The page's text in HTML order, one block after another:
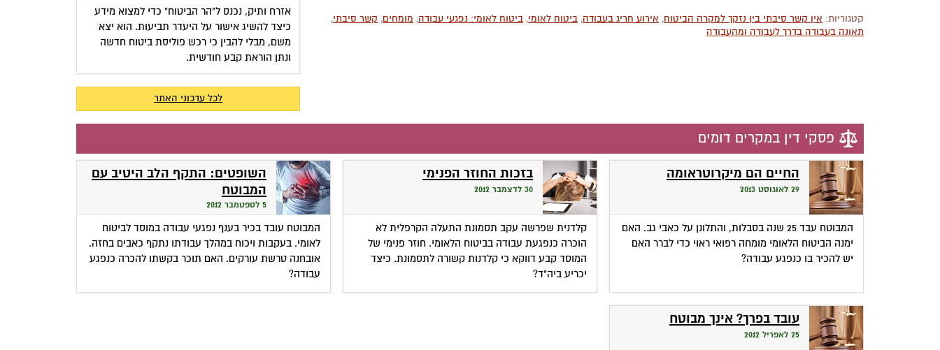
קטגוריות: אין קשר סיבתי בין נזקך למקרה הביטוח, אירוע חריג בעבודה, ביטוח לאומי, ביטוח לאומי: נפגעי עבודה, מומחים, קשר סיבתי,
תאונה בעבודה בדרך לעבודה ומהעבודה
אזרח ותיק, נכנס ל"הר הביטוח" כדי למצוא מידע
כיצד להשיג אישור על היעדר תביעות. הוא יצא
משם, מבלי להבין כי רכש פוליסת ביטוח חדשה
ונתן הוראת קבע חודשית.
לכל עדכוני האתר
פסקי דין במקרים דומים
החיים הם מיקרוטראומה
29 לאוגוסט 2013
המבוטח עבד 25 שנה בסבלות, והתלונן על כאבי גב. האם
ימנה הביטוח הלאומי מומחה רפואי ראוי כדי לברר האם
יש להכיר בו כנפגע עבודה?
בזכות החוזר הפנימי
30 לדצמבר 2012
קלדנית שפרשה עקב תסמונת התעלה הקרפלית לא
הוכרה כנפגעת עבודה בביטוח הלאומי. חוזר פנימי של
המוסד קבע דווקא כי קלדנות קשורה לתסמונת. כיצד
יכריע ביה"ד?
השופטים: התקף הלב היטיב עם
המבוטח
5 לספטמבר 2012
המבוטח עובד בכיר בענף נפגעי עבודה במוסד לביטוח
לאומי. בעקבות ויכוח במהלך עבודתו נתקף כאבים בחזה.
אובחנה טרשת עורקים. האם תוכר בקשתו להכרה כנפגע
עבודה?
עובד בפרך? אינך מבוטח
25 לאפריל 2012